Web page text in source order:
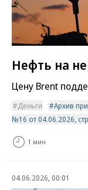
Нефть на
Цену Brent
Деньги Архив
№16 от 04.06.2026,
1 мин.
04.06.2026, 00:01